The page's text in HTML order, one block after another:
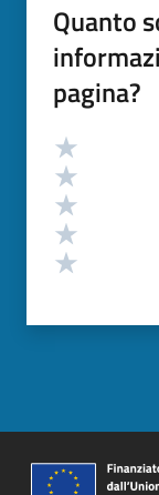
Quanto
pagina?
Valutazione